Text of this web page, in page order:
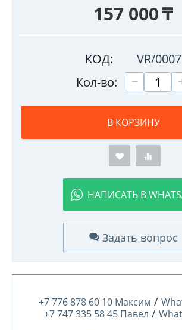
157 000₸
КОД:
VR/0007
Кол-во:
−
В КОРЗИНУ
НАПИСАТЬ В
Задать вопрос
+7 776 878 60 10 Максим /
+7 747 335 58 45 Павел /